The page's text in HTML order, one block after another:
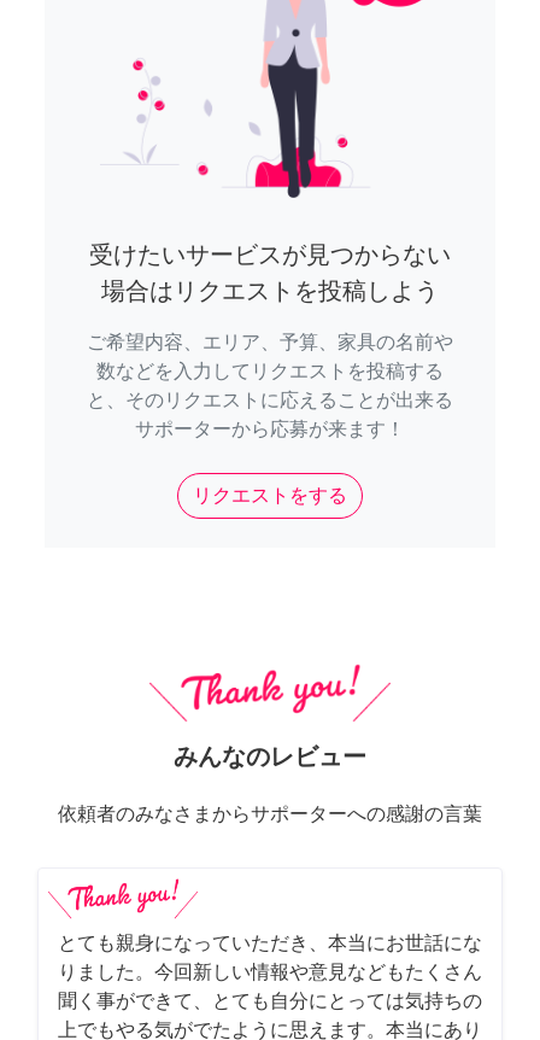
受けたいサービスが見つからない
場合はリクエストを投稿しよう
ご希望内容、エリア、予算、家具の名前や
数などを入力してリクエストを投稿する
と、そのリクエストに応えることが出来る
サポーターから応募が来ます！
リクエストをする
みんなのレビュー
依頼者のみなさまからサポーターへの感謝の言葉
とても親身になっていただき、本当にお世話にな
りました。今回新しい情報や意見などもたくさん
聞く事ができて、とても自分にとっては気持ちの
上でもやる気がでたように思えます。本当にあり